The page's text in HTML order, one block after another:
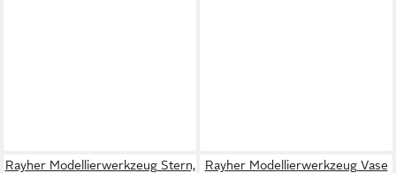
Rayher Modellierwerkzeug Stern,
Rayher Modellierwerkzeug Vase